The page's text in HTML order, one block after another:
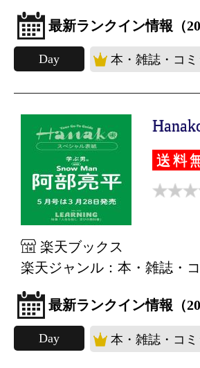
最新ランクイン情報（
Day 本・雑誌・コ
送料
楽天ブックス
楽天ジャンル：本・雑誌・
最新ランクイン情報（
Day 本・雑誌・コ